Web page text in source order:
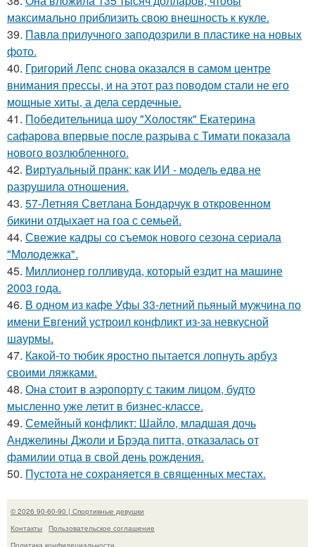
максимально приблизить свою внешность к кукле.
39. Павла прилучного заподозрили в пластике на новых
фото.
40. Григорий Лепс снова оказался в самом центре
внимания прессы, и на этот раз поводом стали не его
мощные хиты, а дела сердечные.
41. Победительница шоу "Холостяк" Екатерина
сафарова впервые после разрыва с Тимати показала
нового возлюбленного.
42. Виртуальный пранк: как ИИ - модель едва не
разрушила отношения.
43. 57-Летняя Светлана Бондарчук в откровенном
бикини отдыхает на гоа с семьей.
44. Свежие кадры со съемок нового сезона сериала
"Молодежка".
45. Миллионер голливуда, который ездит на машине
2003 года.
46. В одном из кафе Уфы 33-летний пьяный мужчина по
имени Евгений устроил конфликт из-за невкусной
шаурмы.
47. Какой-то тюбик яростно пытается лопнуть арбуз
своими ляжками.
48. Она стоит в аэропорту с таким лицом, будто
мысленно уже летит в бизнес-классе.
49. Семейный конфликт: Шайло, младшая дочь
Анджелины Джоли и Брэда питта, отказалась от
фамилии отца в свой день рождения.
50. Пустота не сохраняется в священных местах.
© 2026 90-60-90 | Спортивные девушки
Контакты
Пользовательское соглашение